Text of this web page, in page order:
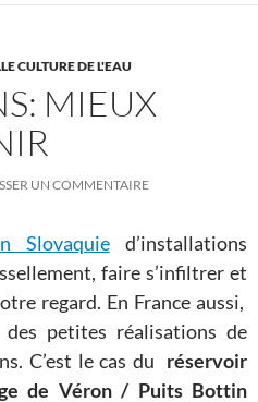
CULTURE DE L'EAU
MIEUX
UN COMMENTAIRE
Slovaquied’installations
faire s’infiltrer et
regard. En France aussi,
petites réalisations de
C’est le cas du réservoir
de Véron / Puits Bottin